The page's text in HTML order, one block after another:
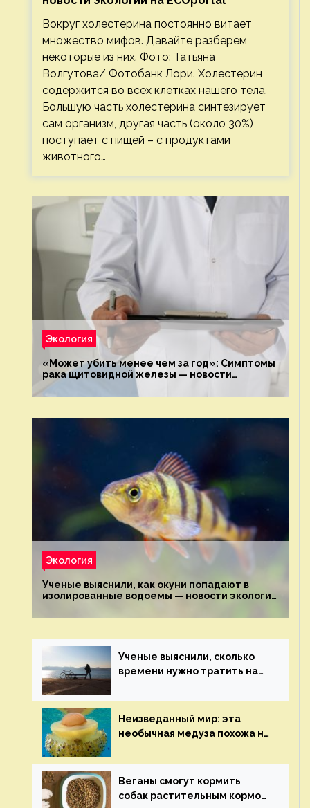
Вокруг холестерина постоянно витает
множество мифов. Давайте разберем
некоторые из них. Фото: Татьяна
Волгутова/ Фотобанк Лори. Холестерин
содержится во всех клетках нашего тела.
Большую часть холестерина синтезирует
сам организм, другая часть (около 30%)
поступает с пищей – с продуктами
животного…
Экология
«Может убить менее чем за год»: Симптомы
рака щитовидной железы — новости
экологии на ECOportal
Экология
Ученые выяснили, как окуни попадают в
изолированные водоемы — новости экологии
Ученые выяснили, сколько
времени нужно тратить на
здоровья — новости экологии
на ECOportal
Неизведанный мир: эта
необычная медуза похожа на
экологии на ECOportal
Веганы смогут кормить
собак растительным кормом